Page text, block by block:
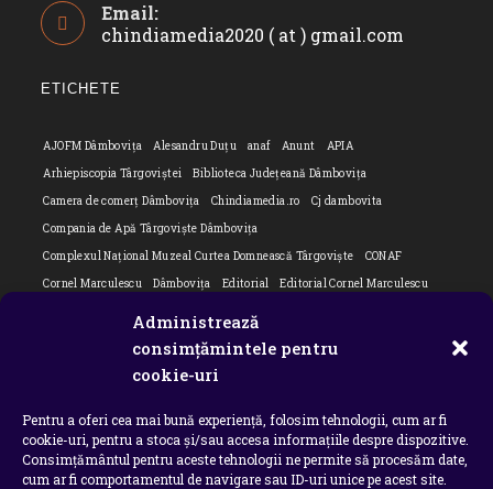
Administrează
consimțămintele pentru
cookie-uri
Pentru a oferi cea mai bună experiență, folosim tehnologii, cum ar fi
cookie-uri, pentru a stoca și/sau accesa informațiile despre dispozitive.
Consimțământul pentru aceste tehnologii ne permite să procesăm date,
cum ar fi comportamentul de navigare sau ID-uri unice pe acest site.
in
your
Email:
chindiamedia2020 ( at ) gmail.com
ETICHETE
AJOFM Dâmbovița Alesandru Duțu anaf Anunt
APIA
Arhiepiscopia Târgoviștei
Biblioteca Județeană Dâmbovița
Camera de comerț Dâmbovița
Chindiamedia.ro
Cj dambovita
Compania de Apă Târgoviște Dâmbovița
Complexul Național Muzeal Curtea Domnească Târgoviște
CONAF
Cornel Marculescu
Dâmbovița Editorial
Editorial Cornel Marculescu
ipj dambovita
Isu dambovita Basarab I Dambovita
Ministerul Educației
ministerul sanatatii Nu-ți uita istoria
Oana Filip
Prefectura dambovita
Primaria Dragodana
Primaria Lucieni
primaria Răzvad
Primaria Ulmi primăria Târgoviște
PSD Dambovita